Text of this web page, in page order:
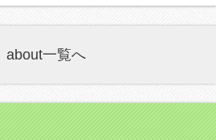
about一覧へ